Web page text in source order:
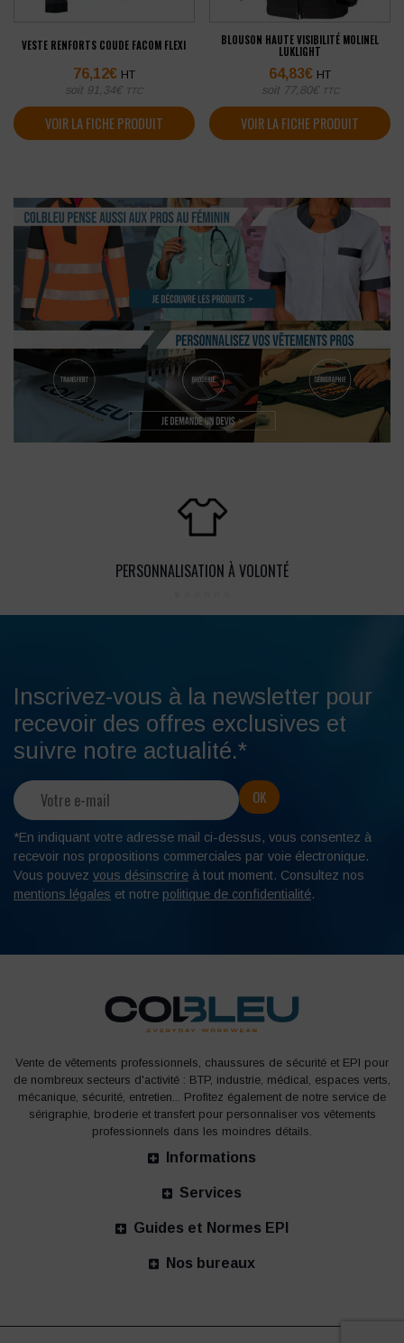
VESTE RENFORTS COUDE FACOM FLEXI
76,12€ HT
soit 91,34€ TTC
VOIR LA FICHE PRODUIT
BLOUSON HAUTE VISIBILITÉ MOLINEL
LUKLIGHT
64,83€ HT
soit 77,80€ TTC
VOIR LA FICHE PRODUIT
PERSONNALISATION À VOLONTÉ
Inscrivez-vous à la newsletter pour
recevoir des offres exclusives et
suivre notre actualité.*
*En indiquant votre adresse mail ci-dessus, vous consentez à
recevoir nos propositions commerciales par voie électronique.
Vous pouvez vous désinscrire à tout moment. Consultez nos
mentions légales et notre politique de confidentialité.
Vente de vêtements professionnels, chaussures de sécurité et EPI pour
de nombreux secteurs d'activité : BTP, industrie, médical, espaces verts,
mécanique, sécurité, entretien... Profitez également de notre service de
sérigraphie, broderie et transfert pour personnaliser vos vêtements
professionnels dans les moindres détails.
Informations
Services
Guides et Normes EPI
Nos bureaux